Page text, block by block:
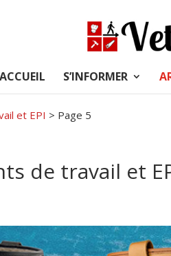
ACCUEIL S’INFORMER
et EPI > Page 5
de travail et